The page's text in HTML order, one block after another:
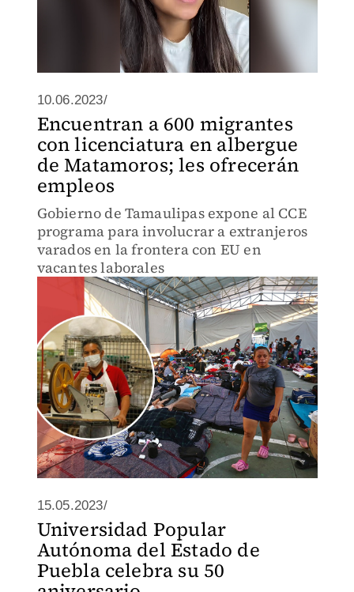
10.06.2023/
Encuentran a 600 migrantes
con licenciatura en albergue
de Matamoros; les ofrecerán
empleos
Gobierno de Tamaulipas expone al CCE
programa para involucrar a extranjeros
varados en la frontera con EU en
vacantes laborales
15.05.2023/
Universidad Popular
Autónoma del Estado de
Puebla celebra su 50